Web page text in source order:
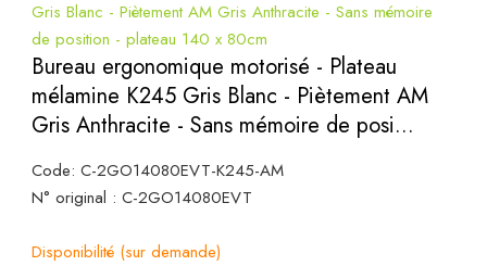
Bureau ergonomique motorisé - Plateau
mélamine K245 Gris Blanc - Piètement AM
Gris Anthracite - Sans mémoire de posi...
Code: C-2GO14080EVT-K245-AM
N° original : C-2GO14080EVT
Disponibilité (sur demande)